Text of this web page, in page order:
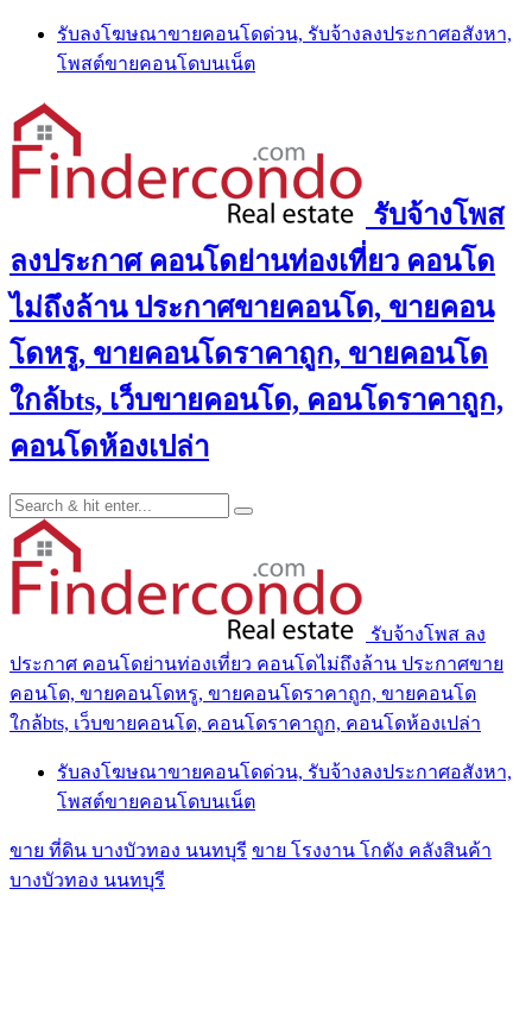
Skip
content
รับลงโฆษณาขายคอนโดด่วน, รับจ้างลงประกาศอสังหา,
โพสต์ขายคอนโดบนเน็ต
รับจ้างโพส
ลงประกาศ คอนโดย่านท่องเที่ยว คอนโด
ไม่ถึงล้าน ประกาศขายคอนโด, ขายคอน
โดหรู, ขายคอนโดราคาถูก, ขายคอนโด
ใกล้bts, เว็บขายคอนโด, คอนโดราคาถูก,
คอนโดห้องเปล่า
รับจ้างโพส ลง
ประกาศ คอนโดย่านท่องเที่ยว คอนโดไม่ถึงล้าน ประกาศขาย
คอนโด, ขายคอนโดหรู, ขายคอนโดราคาถูก, ขายคอนโด
ใกล้bts, เว็บขายคอนโด, คอนโดราคาถูก, คอนโดห้องเปล่า
รับลงโฆษณาขายคอนโดด่วน, รับจ้างลงประกาศอสังหา,
โพสต์ขายคอนโดบนเน็ต
ขาย ที่ดิน บางบัวทอง นนทบุรี ขาย โรงงาน โกดัง คลังสินค้า
บางบัวทอง นนทบุรี